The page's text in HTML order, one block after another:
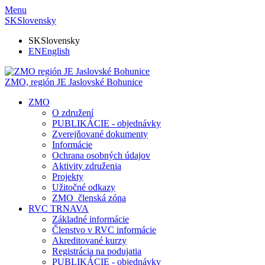
Menu
SKSlovensky
SKSlovensky
ENEnglish
ZMO, región JE Jaslovské Bohunice
ZMO
O združení
PUBLIKÁCIE - objednávky
Zverejňované dokumenty
Informácie
Ochrana osobných údajov
Aktivity združenia
Projekty
Užitočné odkazy
ZMO_členská zóna
RVC TRNAVA
Základné informácie
Členstvo v RVC informácie
Akreditované kurzy
Registrácia na podujatia
PUBLIKÁCIE - objednávky